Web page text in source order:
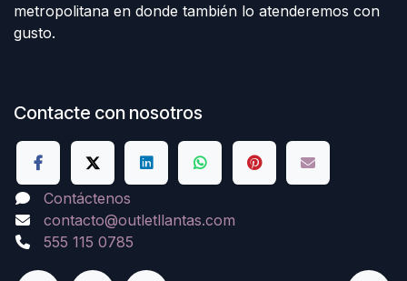
metropolitana en donde también lo atenderemos con
gusto.
Contacte con nosotros
Contáctenos
contacto@outletllantas.com
555 115 0785